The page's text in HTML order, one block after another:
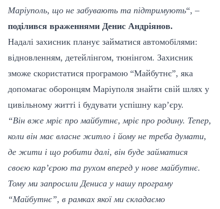
Маріуполь, що не забувають та підтримують“, –
поділився враженнями Денис Андріянов.
Надалі захисник планує займатися автомобілями:
відновленням, детейлінгом, тюнінгом. Захисник
зможе скористатися програмою “Майбутнє”, яка
допомагає оборонцям Маріуполя знайти свій шлях у
цивільному житті і будувати успішну кар’єру.
“Він вже мріє про майбутнє, мріє про родину. Тепер,
коли він має власне житло і йому не треба думати,
де жити і що робити далі, він буде займатися
своєю кар’єрою та рухом вперед у нове майбутнє.
Тому ми запросили Дениса у нашу програму
“Майбутнє”, в рамках якої ми складаємо